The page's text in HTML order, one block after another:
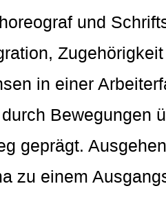
und
in einer
Bewegungen
geprägt.
zu einem